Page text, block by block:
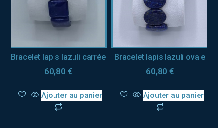
Bracelet lapis lazuli carrée
60,80 €
Ajouter au panier
Bracelet lapis lazuli ovale
60,80 €
Ajouter au panier